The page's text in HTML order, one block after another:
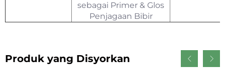
sebagai Primer & Glos
Penjagaan Bibir
Produk yang Disyorkan